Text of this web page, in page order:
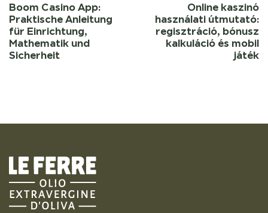
Boom Casino App:
Praktische Anleitung
für Einrichtung,
Mathematik und
Sicherheit
Online kaszinó
használati útmutató:
regisztráció, bónusz
kalkuláció és mobil
játék